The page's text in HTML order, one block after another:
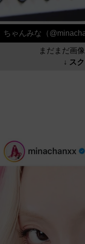
ちゃんみな（
まだまだ画
↓ ス